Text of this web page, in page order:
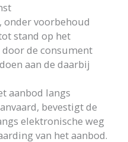
onder voorbehoud
stand op het
de consument
aan de daarbij
aanbod langs
bevestigt de
elektronische weg
van het aanbod.